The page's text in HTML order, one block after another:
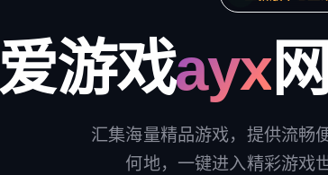
爱游戏ayx
汇集海量精品游戏，提供流畅
何地，一键进入精彩游戏